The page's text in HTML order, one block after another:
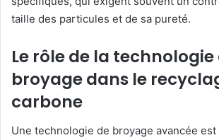
taille des particules et de sa pureté.
Le rôle de la technologie
broyage dans le
carbone
Une technologie de broyage avancée